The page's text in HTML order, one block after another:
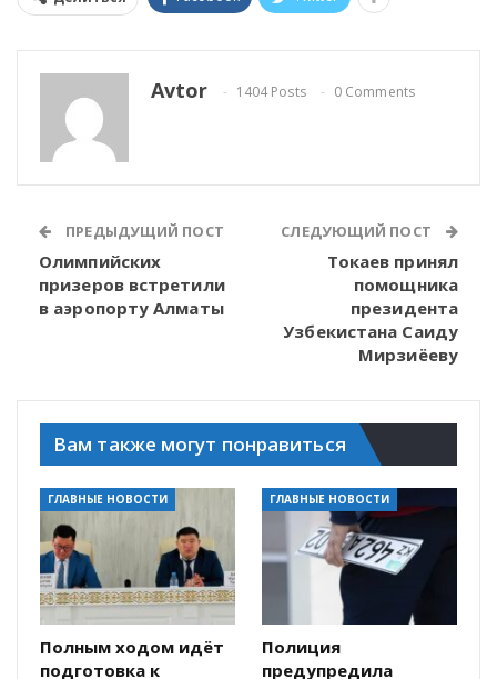
Avtor 1404 Posts 0 Comments
ПРЕДЫДУЩИЙ ПОСТ
Олимпийских
призеров встретили
в аэропорту Алматы
СЛЕДУЮЩИЙ ПОСТ
Токаев принял
помощника
президента
Узбекистана Саиду
Мирзиёеву
Вам также могут понравиться
ГЛАВНЫЕ НОВОСТИ
Полным ходом идёт
подготовка к
ГЛАВНЫЕ НОВОСТИ
Полиция
предупредила